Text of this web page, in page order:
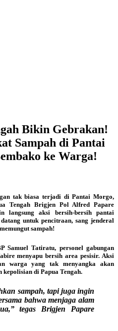
Bikin Gebrakan!
Sampah di Pantai
ke Warga!
tak biasa terjadi di Pantai Morgo,
Tengah Brigjen Pol Alfred Papare
langsung aksi bersih-bersih pantai
untuk pencitraan, sang jenderal
sampah!
Samuel Tatiratu, personel gabungan
menyapu bersih area pesisir. Aksi
warga yang tak menyangka akan
di Papua Tengah.
sampah, tapi juga ingin
bahwa menjaga alam
tegas Brigjen Papare